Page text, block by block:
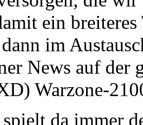
ein
im
News auf der
Warzone-
da immer